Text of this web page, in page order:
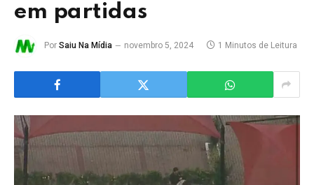
em partidas
Por Saiu Na Mídia novembro 5, 2024 1 Minutos de Leitura